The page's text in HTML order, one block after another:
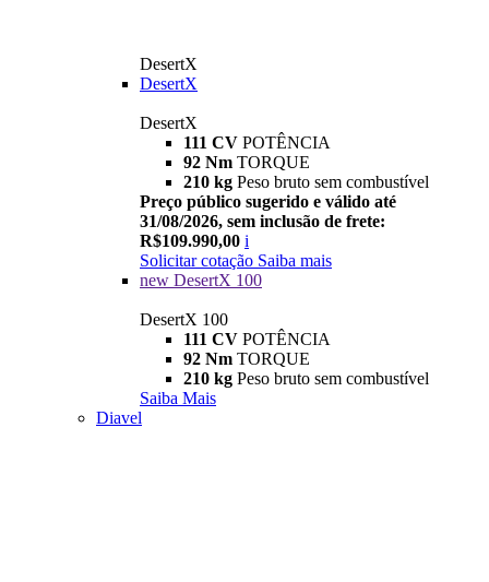
DesertX
DesertX
DesertX
111 CV POTÊNCIA
92 Nm TORQUE
210 kg Peso bruto sem combustível
Preço público sugerido e válido até
31/08/2026, sem inclusão de frete:
R$109.990,00 i
Solicitar cotação Saiba mais
new DesertX 100
DesertX 100
111 CV POTÊNCIA
92 Nm TORQUE
210 kg Peso bruto sem combustível
Saiba Mais
Diavel